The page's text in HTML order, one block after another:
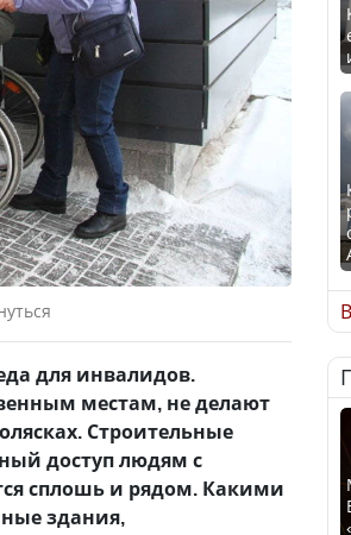
для инвалидов.
местам, не делают
Строительные
доступ людям с
сплошь и рядом. Какими
здания,